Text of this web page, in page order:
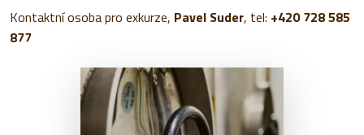
Kontaktní osoba pro exkurze, Pavel Suder, tel: +420 728 585
877